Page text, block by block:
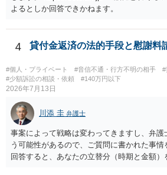
よるとしか回答できかねます。
4 貸付金返済の法的手段と慰謝料
#個人・プライベート #音信不通・行方不明の相手
#
#少額訴訟の相談・依頼
#140万円以下
2026年7月13日
川添 圭 弁護士
事案によって戦略は変わってきますし、弁護
う可能性があるので、ご質問に書かれた事
回答すると、あなたの立替分（時期と金額